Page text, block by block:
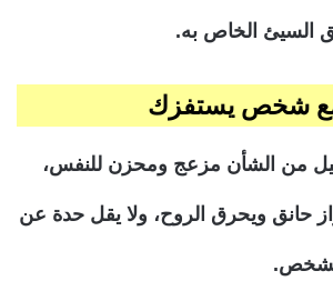
السيئ الخاص به.
مع شخص يستفزك
من الشأن مزعج ومحزن للنفس،
حانق ويحرق الروح، ولا يقل حدة عن